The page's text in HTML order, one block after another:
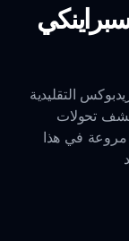
التقليدية
تحولات
مروعة في هذا